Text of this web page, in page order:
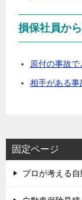
損保社員か
原付の事故
相手がある事
固定ページ
プロが考える